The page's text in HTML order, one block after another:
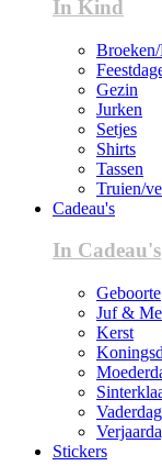
In Kind
Gezin
Jurken
Setjes
Shirts
Tassen
Truien/
Cadeau's
In Cadeau's
Geboorte
Juf &
Kerst
Vaderdag
Stickers